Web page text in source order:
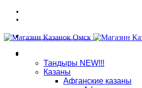
Связаться в WhatsApp
Тандыры NEW!!!
Казаны
Афганские казаны